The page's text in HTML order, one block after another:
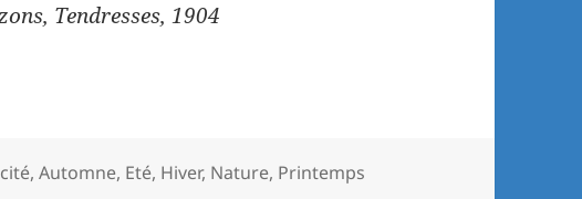
Tendresses, 1904
,Automne, Eté, Hiver, Nature, Printemps